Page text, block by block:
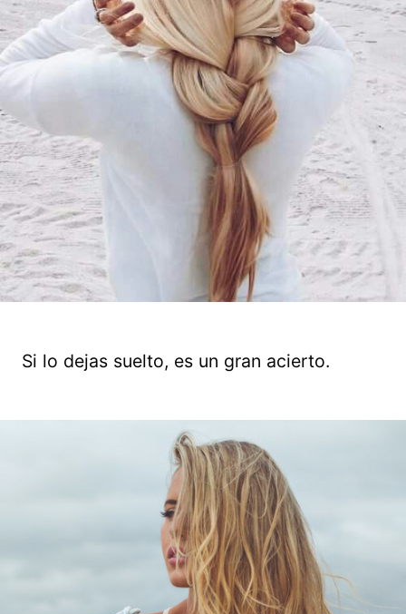
Si lo dejas suelto, es un gran acierto.